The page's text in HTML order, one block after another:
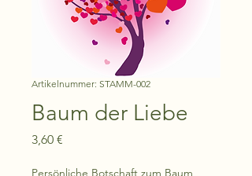
Artikelnummer: STAMM-002
Baum der Liebe
3,60 €
Persönliche Botschaft zum Baum